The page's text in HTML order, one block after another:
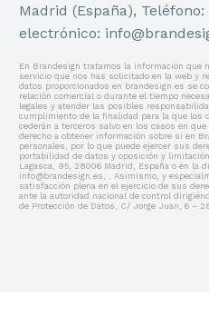
Madrid (España),
electrónico:
En Brandesign tratamos la información que
servicio que nos has solicitado en la web y
datos proporcionados en brandesign.es se
relación comercial o durante el tiempo
legales y atender las posibles
cumplimiento de la finalidad para la que los
cederán a terceros salvo en los casos en
derecho a obtener información sobre si en
personales, por lo que puede ejercer sus
portabilidad de datos y oposición y
Lagasca, 95, 28006 Madrid, España o en la
info@brandesign.es, . Asimismo, y
satisfacción plena en el ejercicio de sus
ante la autoridad nacional de control
de Protección de Datos, C/ Jorge Juan, 6 –